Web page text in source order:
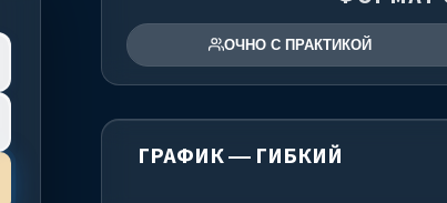
ОЧНО С ПРАКТИКОЙ
ГРАФИК — ГИБКИЙ